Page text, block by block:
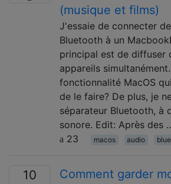
(musique et films)
J'essaie de connecter
Bluetooth à un
principal est de diffuser
appareils
fonctionnalité MacOS
de le faire? De plus, je
séparateur Bluetooth, à
sonore. Edit: Après des
23
macos audio
10
Comment garder